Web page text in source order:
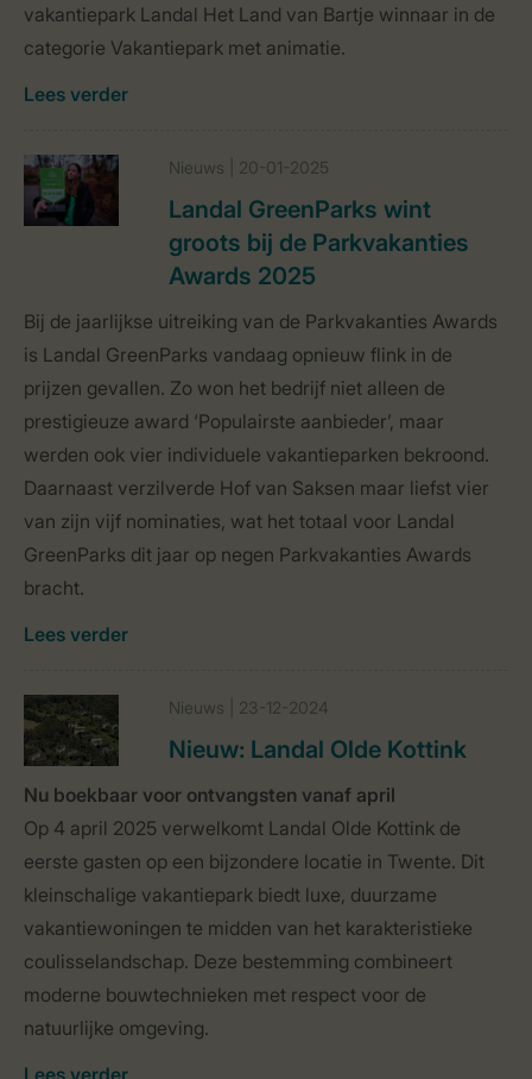
vakantiepark Landal Het Land van Bartje winnaar in de
categorie Vakantiepark met animatie.
Lees verder
Nieuws | 20-01-2025
Landal GreenParks wint
groots bij de Parkvakanties
Awards 2025
Bij de jaarlijkse uitreiking van de Parkvakanties Awards
is Landal GreenParks vandaag opnieuw flink in de
prijzen gevallen. Zo won het bedrijf niet alleen de
prestigieuze award ‘Populairste aanbieder’, maar
werden ook vier individuele vakantieparken bekroond.
Daarnaast verzilverde Hof van Saksen maar liefst vier
van zijn vijf nominaties, wat het totaal voor Landal
GreenParks dit jaar op negen Parkvakanties Awards
bracht.
Lees verder
Nieuws | 23-12-2024
Nieuw: Landal Olde Kottink
Nu boekbaar voor ontvangsten vanaf april
Op 4 april 2025 verwelkomt Landal Olde Kottink de
eerste gasten op een bijzondere locatie in Twente. Dit
kleinschalige vakantiepark biedt luxe, duurzame
vakantiewoningen te midden van het karakteristieke
coulisselandschap. Deze bestemming combineert
moderne bouwtechnieken met respect voor de
natuurlijke omgeving.
Lees verder